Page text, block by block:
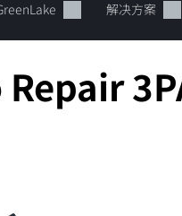
解决方案